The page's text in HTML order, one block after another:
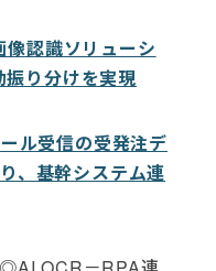
認識ソリューシ
振り分けを実現
ル受信の受発注デ
、基幹システム連